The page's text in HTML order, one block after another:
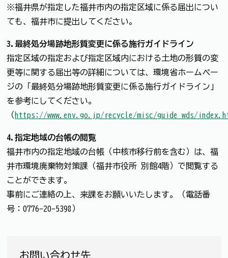
※福井県が指定した福井市内の指定区域に係る届出につい
ても、福井市に提出してください。
3.最終処分場跡地形質変更に係る施行ガイドライン
指定区域の指定および指定区域内における土地の形質の変
更等に関する届出等の詳細については、環境省ホームペー
ジの「最終処分場跡地形質変更に係る施行ガイドライン」
を参考にしてください。
（ https://www.env.go.jp/recycle/misc/guide_wds/
4.指定地域の台帳の閲覧
福井市内の指定地域の台帳（中核市移行前を含む）は、福
井市環境廃棄物対策課（福井市役所 別館4階）で閲覧する
ことができます。
事前にご連絡の上、来課をお願いいたします。（電話番
号：0776-20-5398）
お問い合わせ先